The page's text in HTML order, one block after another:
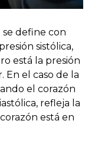
se define con
sistólica,
está la presión
En el caso de la
el corazón
refleja la
está en